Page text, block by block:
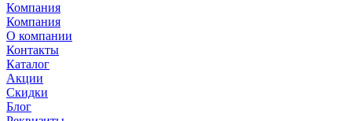
Компания
Компания
О компании
Контакты
Каталог
Акции
Скидки
Блог